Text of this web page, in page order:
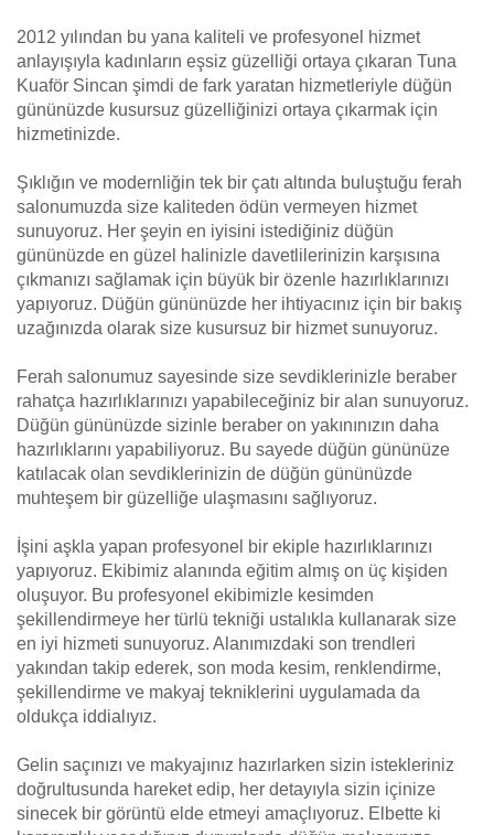
2012 yılından bu yana kaliteli ve profesyonel hizmet
anlayışıyla kadınların eşsiz güzelliği ortaya çıkaran Tuna
Kuaför Sincan şimdi de fark yaratan hizmetleriyle düğün
gününüzde kusursuz güzelliğinizi ortaya çıkarmak için
hizmetinizde.
Şıklığın ve modernliğin tek bir çatı altında buluştuğu ferah
salonumuzda size kaliteden ödün vermeyen hizmet
sunuyoruz. Her şeyin en iyisini istediğiniz düğün
gününüzde en güzel halinizle davetlilerinizin karşısına
çıkmanızı sağlamak için büyük bir özenle hazırlıklarınızı
yapıyoruz. Düğün gününüzde her ihtiyacınız için bir bakış
uzağınızda olarak size kusursuz bir hizmet sunuyoruz.
Ferah salonumuz sayesinde size sevdiklerinizle beraber
rahatça hazırlıklarınızı yapabileceğiniz bir alan sunuyoruz.
Düğün gününüzde sizinle beraber on yakınınızın daha
hazırlıklarını yapabiliyoruz. Bu sayede düğün gününüze
katılacak olan sevdiklerinizin de düğün gününüzde
muhteşem bir güzelliğe ulaşmasını sağlıyoruz.
İşini aşkla yapan profesyonel bir ekiple hazırlıklarınızı
yapıyoruz. Ekibimiz alanında eğitim almış on üç kişiden
oluşuyor. Bu profesyonel ekibimizle kesimden
şekillendirmeye her türlü tekniği ustalıkla kullanarak size
en iyi hizmeti sunuyoruz. Alanımızdaki son trendleri
yakından takip ederek, son moda kesim, renklendirme,
şekillendirme ve makyaj tekniklerini uygulamada da
oldukça iddialıyız.
Gelin saçınızı ve makyajınız hazırlarken sizin istekleriniz
doğrultusunda hareket edip, her detayıyla sizin içinize
sinecek bir görüntü elde etmeyi amaçlıyoruz. Elbette ki